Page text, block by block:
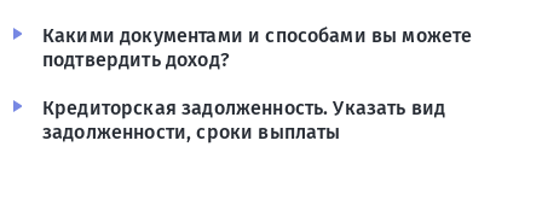
Какими документами и способами вы можете
подтвердить доход?
Кредиторская задолженность. Указать вид
задолженности, сроки выплаты